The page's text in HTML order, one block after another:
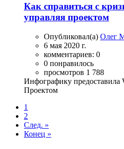
Как справиться с
управляя проектом
Опубликовал(а) Олег
6 мая 2020 г.
комментариев: 0
0 понравилось
просмотров 1 788
Инфографику предоставила
Проектом
1
2
След. »
Конец »